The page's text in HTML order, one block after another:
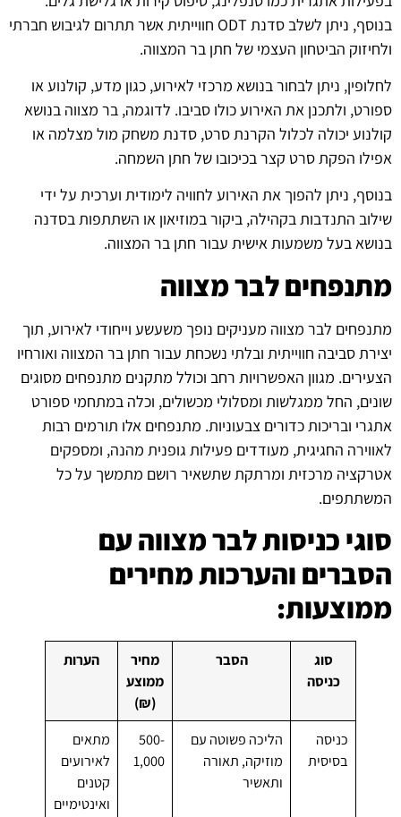
בנוסף, ניתן לשלב סדנת ODT חווייתית אשר תתרום לגיבוש חברתי
ולחיזוק הביטחון העצמי של חתן בר המצווה.
לחלופין, ניתן לבחור בנושא מרכזי לאירוע, כגון מדע, קולנוע או
ספורט, ולתכנן את האירוע כולו סביבו. לדוגמה, בר מצווה בנושא
קולנוע יכולה לכלול הקרנת סרט, סדנת משחק מול מצלמה או
אפילו הפקת סרט קצר בכיכובו של חתן השמחה.
בנוסף, ניתן להפוך את האירוע לחוויה לימודית וערכית על ידי
שילוב התנדבות בקהילה, ביקור במוזיאון או השתתפות בסדנה
בנושא בעל משמעות אישית עבור חתן בר המצווה.
מתנפחים לבר מצווה
מתנפחים לבר מצווה מעניקים נופך משעשע וייחודי לאירוע, תוך
יצירת סביבה חווייתית ובלתי נשכחת עבור חתן בר המצווה ואורחיו
הצעירים. מגוון האפשרויות רחב וכולל מתקנים מתנפחים מסוגים
שונים, החל ממגלשות ומסלולי מכשולים, וכלה במתחמי ספורט
אתגרי ובריכות כדורים צבעוניות. מתנפחים אלו תורמים רבות
לאווירה החגיגית, מעודדים פעילות גופנית מהנה, ומספקים
אטרקציה מרכזית ומרתקת שתשאיר רושם מתמשך על כל
המשתתפים.
סוגי כניסות לבר מצווה עם
הסברים והערכות מחירים
ממוצעות:
סוג
כניסה
הסבר
מחיר
ממוצע
(₪)
הערות
כניסה
בסיסית
הליכה פשוטה עם
מוזיקה, תאורה
ותאשיר
500-
1,000
מתאים
לאירועים
קטנים
ואינטימיים